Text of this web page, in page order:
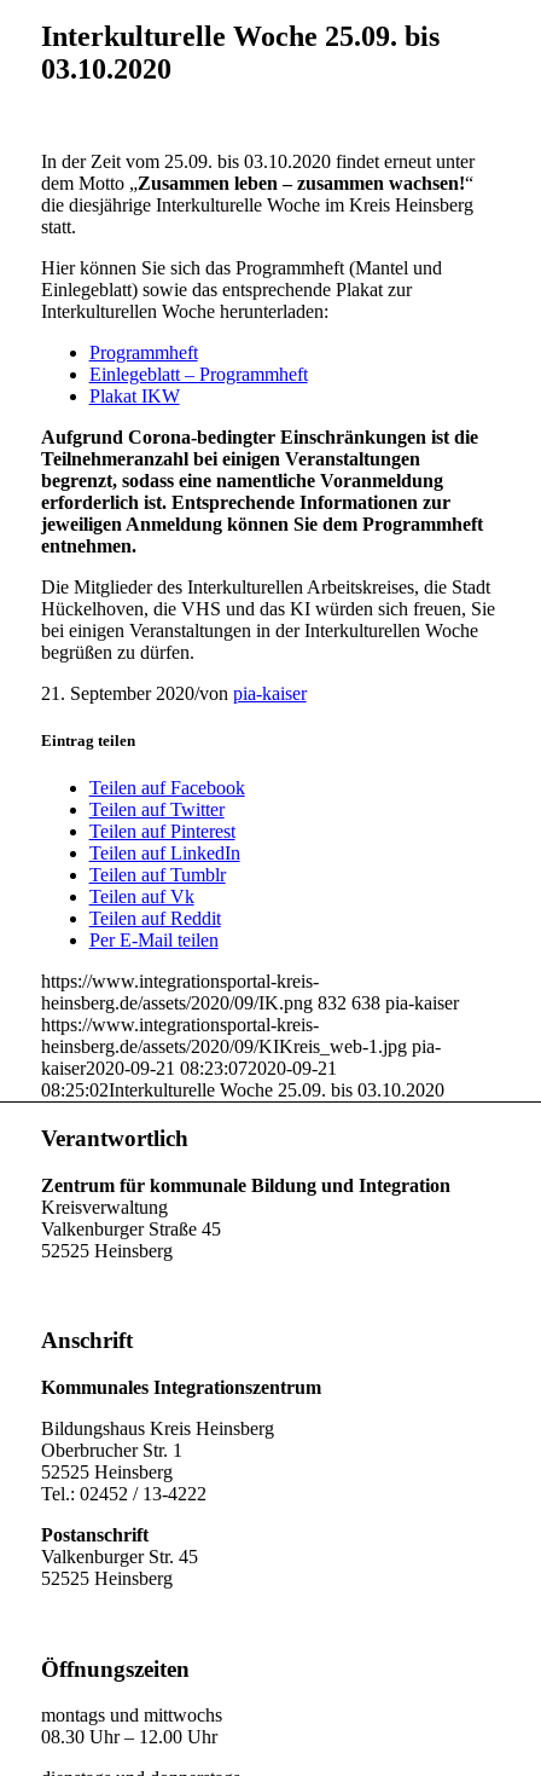
Interkulturelle Woche 25.09. bis
03.10.2020
In der Zeit vom 25.09. bis 03.10.2020 findet erneut unter
dem Motto„Zusammen leben – zusammen wachsen!“
die diesjährige Interkulturelle Woche im Kreis Heinsberg
statt.
Hier können Sie sich das Programmheft (Mantel und
Einlegeblatt) sowie das entsprechende Plakat zur
Interkulturellen Woche herunterladen:
Programmheft
Einlegeblatt – Programmheft
Plakat IKW
Aufgrund Corona-bedingter Einschränkungen ist die
Teilnehmeranzahl bei einigen Veranstaltungen
begrenzt, sodass eine namentliche Voranmeldung
erforderlich ist. Entsprechende Informationen zur
jeweiligen Anmeldung können Sie dem Programmheft
entnehmen.
Die Mitglieder des Interkulturellen Arbeitskreises, die Stadt
Hückelhoven, die VHS und das KI würden sich freuen, Sie
bei einigen Veranstaltungen in der Interkulturellen Woche
begrüßen zu dürfen.
21. September 2020/von pia-kaiser
Eintrag teilen
Teilen auf Facebook
Teilen auf Twitter
Teilen auf Pinterest
Teilen auf LinkedIn
Teilen auf Tumblr
Teilen auf Vk
Teilen auf Reddit
Per E-Mail teilen
https://www.integrationsportal-kreis-
heinsberg.de/assets/2020/09/IK.png 832 638 pia-kaiser
https://www.integrationsportal-kreis-
heinsberg.de/assets/2020/09/KIKreis_web-1.jpg pia-
kaiser2020-09-21 08:23:072020-09-21
08:25:02Interkulturelle Woche 25.09. bis 03.10.2020
Verantwortlich
Zentrum für kommunale Bildung und Integration
Kreisverwaltung
Valkenburger Straße 45
52525 Heinsberg
Anschrift
Kommunales Integrationszentrum
Bildungshaus Kreis Heinsberg
Oberbrucher Str. 1
52525 Heinsberg
Tel.: 02452 / 13-4222
Postanschrift
Valkenburger Str. 45
52525 Heinsberg
Öffnungszeiten
montags und mittwochs
08.30 Uhr – 12.00 Uhr